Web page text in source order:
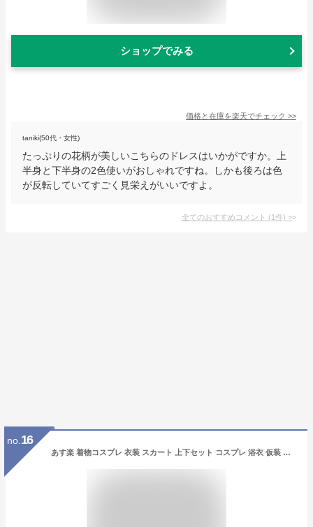
ショップでみる
価格と在庫を楽天でチェック >>
taniki(50代・女性)
たっぷりの花柄が美しいこちらのドレスはいかがですか。上
半身と下半身の2色使いがおしゃれですね。しかも後ろは色
が反転していてすごく見栄えがいいですよ。
全てのおすすめコメント (1件) >
no. 16
あす楽 着物コスプレ 衣装 スカート 上下セット コスプレ 浴衣 仮装 コス 変装 制服 コスチューム 大人 セクシー レディース 和服 ドレス ハロウィン仮装